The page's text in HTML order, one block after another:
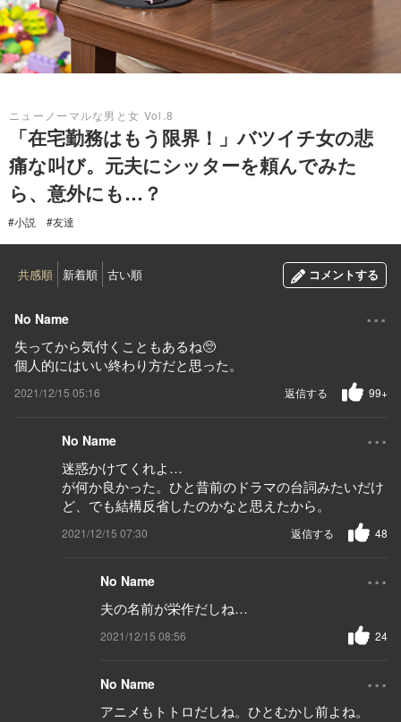
ニューノーマルな男と女 Vol.8
「在宅勤務はもう限界！」バツイチ女の悲
痛な叫び。元夫にシッターを頼んでみた
ら、意外にも…？
#小説 #友達
共感順 新着順 古い順 コメントする
No Name ...
失ってから気付くこともあるね🥺
個人的にはいい終わり方だと思った。
2021/12/15 05:16 99+
返信する
No Name ...
迷惑かけてくれよ…
が何か良かった。ひと昔前のドラマの台詞みたいだけ
ど、でも結構反省したのかなと思えたから。
2021/12/15 07:30 48
返信する
No Name ...
夫の名前が栄作だしね…
2021/12/15 08:56 24
No Name ...
アニメもトトロだしね。ひとむかし前よね。